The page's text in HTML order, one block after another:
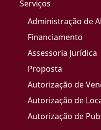
Serviços
Administração de
Financiamento
Assessoria Jurídica
Proposta
Autorização de
Autorização de
Autorização de